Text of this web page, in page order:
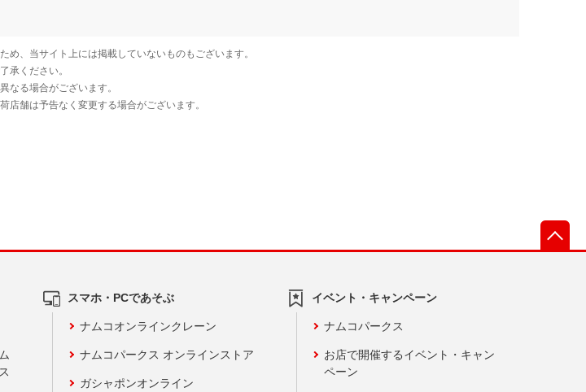
スマホ・PCであそぶ
ナムコオンラインクレーン
ナムコパークス オンラインストア
ガシャポンオンライン
イベント・キャンペーン
ナムコパークス
お店で開催するイベント・キャン
ペーン